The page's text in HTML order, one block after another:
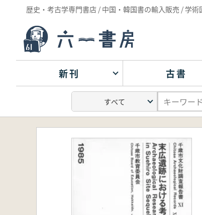
歴史・考古学専門書店 / 中国・韓国書の輸入販売 / 学術
新刊 古書